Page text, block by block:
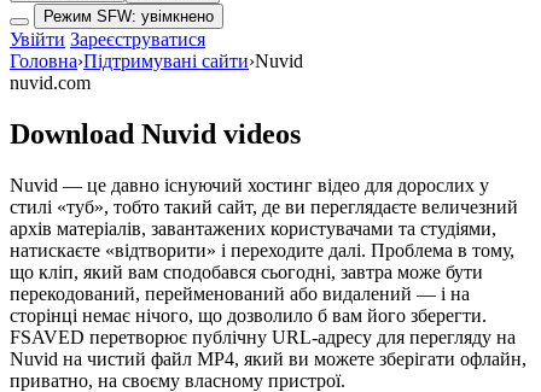
Режим SFW: увімкнено
Увійти Зареєструватися
Головна›Підтримувані сайти›Nuvid
nuvid.com
Download Nuvid videos
Nuvid — це давно існуючий хостинг відео для дорослих у
стилі «туб», тобто такий сайт, де ви переглядаєте величезний
архів матеріалів, завантажених користувачами та студіями,
натискаєте «відтворити» і переходите далі. Проблема в тому,
що кліп, який вам сподобався сьогодні, завтра може бути
перекодований, перейменований або видалений — і на
сторінці немає нічого, що дозволило б вам його зберегти.
FSAVED перетворює публічну URL-адресу для перегляду на
Nuvid на чистий файл MP4, який ви можете зберігати офлайн,
приватно, на своєму власному пристрої.